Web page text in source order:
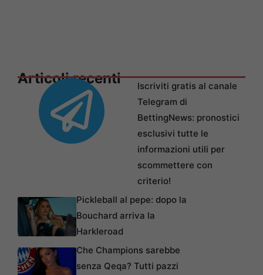
Articoli recenti
Iscriviti gratis al canale
Telegram di
BettingNews: pronostici
esclusivi tutte le
informazioni utili per
scommettere con
criterio!
Pickleball al pepe: dopo la
Bouchard arriva la
Harkleroad
Che Champions sarebbe
senza Qeqa? Tutti pazzi